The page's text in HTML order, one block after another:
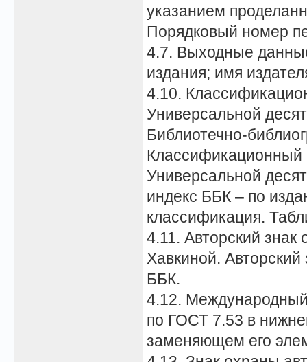
указанием
Порядковый номер
4.7. Выходные
издания; имя
4.10.
Универсальной
Библиотечно-
Классификационный
Универсальной
индекс ББК – по
классификация.
4.11. Авторский знак
Хавкиной.
ББК.
4.12.
по ГОСТ 7.53 в
заменяющем его